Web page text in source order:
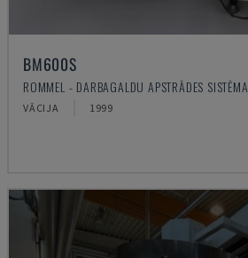
BM600S
ROMMEL - DARBAGALDU APSTRĀDES SISTĒMA
VĀCIJA 1999